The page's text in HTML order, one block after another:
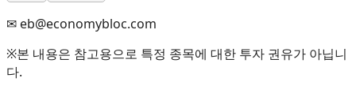
✉ eb@economybloc.com
※본 내용은 참고용으로 특정 종목에 대한 투자 권유가 아닙니
다.